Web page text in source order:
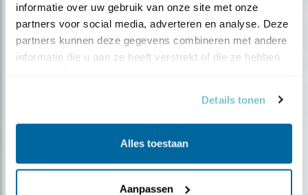
informatie over uw gebruik van onze site met onze
partners voor social media, adverteren en analyse. Deze
partners kunnen deze gegevens combineren met andere
informatie die u aan ze heeft verstrekt of die ze hebben
Details tonen
Alles toestaan
Aanpassen
Ontvang 5 x Vogels voor € 36,00 per jaar